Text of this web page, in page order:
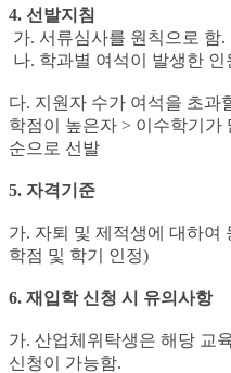
4. 선발지침
가. 서류심사를 원칙으로 함.
나. 학과별 여석이 발생한
다. 지원자 수가 여석을 초과
학점이 높은자 > 이수학기가
순으로 선발
5. 자격기준
가. 자퇴 및 제적생에 대하여
학점 및 학기 인정)
6. 재입학 신청 시 유의사항
가. 산업체위탁생은 해당 교
신청이 가능함.